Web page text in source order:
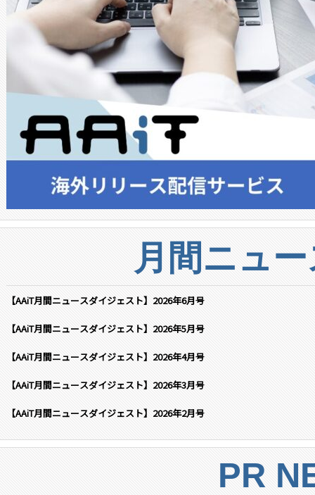
月間ニュ
【AAiT月間ニュースダイジェスト】2026年6月号
【AAiT月間ニュースダイジェスト】2026年5月号
【AAiT月間ニュースダイジェスト】2026年4月号
【AAiT月間ニュースダイジェスト】2026年3月号
【AAiT月間ニュースダイジェスト】2026年2月号
PR